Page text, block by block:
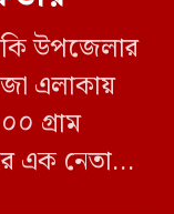
উপজেলার
এলাকায়
গ্রাম
এক নেতাকে